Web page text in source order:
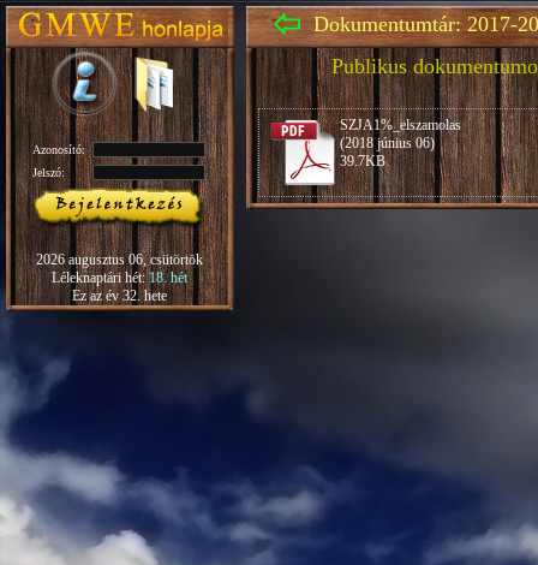
Azonosító:
Jelszó:
2026 augusztus 06, csütörtök
Léleknaptári hét:18. hét
Ez az év 32. hete
Dokumentumtár: 2017-
Publikus
SZJA1%_elszamolas
(2018 június 06)
39.7KB